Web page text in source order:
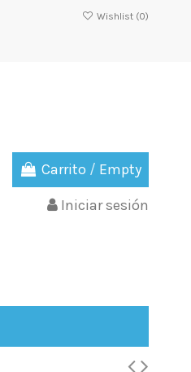
Wishlist (0)
Carrito / Empty
Iniciar sesión